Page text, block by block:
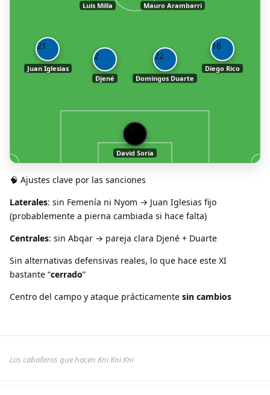
13
David Soria
21
Juan Iglesias
2
Djené
22
Domingos Duarte
16
Diego Rico
Luis Milla Mauro Arambarri
🧠 Ajustes clave por las sanciones
Laterales: sin Femenía ni Nyom → Juan Iglesias fijo
(probablemente a pierna cambiada si hace falta)
Centrales: sin Abqar → pareja clara Djené + Duarte
Sin alternativas defensivas reales, lo que hace este XI
bastante “cerrado”
Centro del campo y ataque prácticamente sin cambios
Los caballeros que hacen Kni Kni Kni